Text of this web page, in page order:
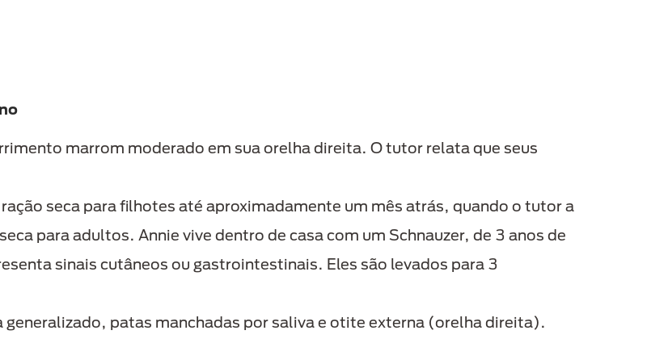
marrom moderado em sua orelha direita. O tutor relata que seus
seca para filhotes até aproximadamente um mês atrás, quando o tutor a
para adultos. Annie vive dentro de casa com um Schnauzer, de 3 anos de
sinais cutâneos ou gastrointestinais. Eles são levados para 3
generalizado, patas manchadas por saliva e otite externa (orelha direita).